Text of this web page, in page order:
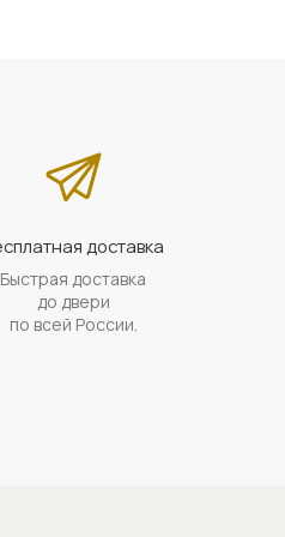
доставка
Быстрая доставка
до двери
по всей России.